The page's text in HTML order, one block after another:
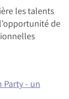
les talents
de
Party - un